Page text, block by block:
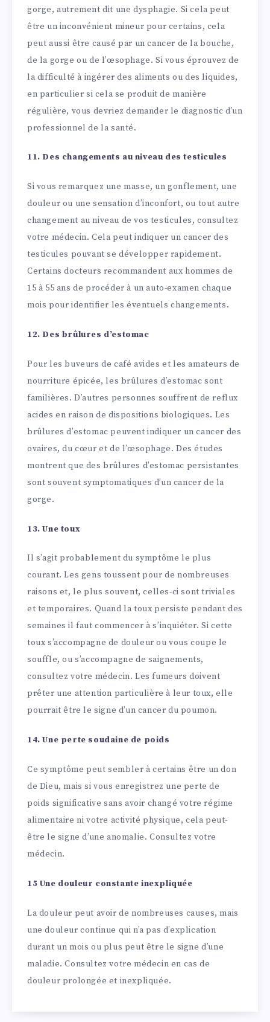
gorge, autrement dit une dysphagie. Si cela peut
être un inconvénient mineur pour certains, cela
peut aussi être causé par un cancer de la bouche,
de la gorge ou de l’œsophage. Si vous éprouvez de
la difficulté à ingérer des aliments ou des liquides,
en particulier si cela se produit de manière
régulière, vous devriez demander le diagnostic d’un
professionnel de la santé.
11. Des changements au niveau des testicules
Si vous remarquez une masse, un gonflement, une
douleur ou une sensation d’inconfort, ou tout autre
changement au niveau de vos testicules, consultez
votre médecin. Cela peut indiquer un cancer des
testicules pouvant se développer rapidement.
Certains docteurs recommandent aux hommes de
15 à 55 ans de procéder à un auto-examen chaque
mois pour identifier les éventuels changements.
12. Des brûlures d’estomac
Pour les buveurs de café avides et les amateurs de
nourriture épicée, les brûlures d’estomac sont
familières. D’autres personnes souffrent de reflux
acides en raison de dispositions biologiques. Les
brûlures d’estomac peuvent indiquer un cancer des
ovaires, du cœur et de l’œsophage. Des études
montrent que des brûlures d’estomac persistantes
sont souvent symptomatiques d’un cancer de la
gorge.
13. Une toux
Il s’agit probablement du symptôme le plus
courant. Les gens toussent pour de nombreuses
raisons et, le plus souvent, celles-ci sont triviales
et temporaires. Quand la toux persiste pendant des
semaines il faut commencer à s’inquiéter. Si cette
toux s’accompagne de douleur ou vous coupe le
souffle, ou s’accompagne de saignements,
consultez votre médecin. Les fumeurs doivent
prêter une attention particulière à leur toux, elle
pourrait être le signe d’un cancer du poumon.
14. Une perte soudaine de poids
Ce symptôme peut sembler à certains être un don
de Dieu, mais si vous enregistrez une perte de
poids significative sans avoir changé votre régime
alimentaire ni votre activité physique, cela peut-
être le signe d’une anomalie. Consultez votre
médecin.
15 Une douleur constante inexpliquée
La douleur peut avoir de nombreuses causes, mais
une douleur continue qui n’a pas d’explication
durant un mois ou plus peut être le signe d’une
maladie. Consultez votre médecin en cas de
douleur prolongée et inexpliquée.